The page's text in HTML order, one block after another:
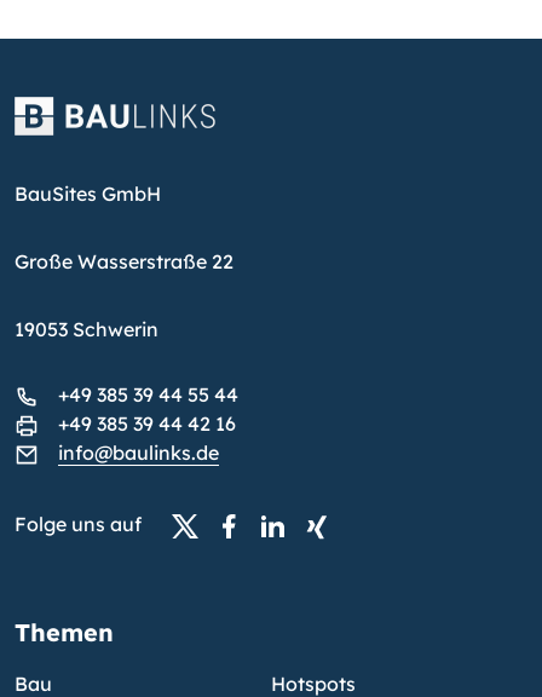
BauSites GmbH
Große Wasserstraße 22
19053 Schwerin
+49 385 39 44 55 44
+49 385 39 44 42 16
info@baulinks.de
Folge uns auf
Themen
Bau
Hotspots